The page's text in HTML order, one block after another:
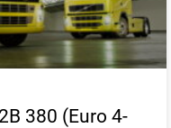
380 (Euro 4-